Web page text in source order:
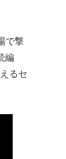
で撃
編
るセ